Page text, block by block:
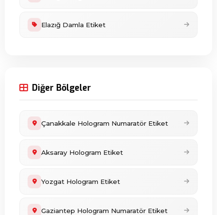
Elazığ Damla Etiket
Diğer Bölgeler
Çanakkale Hologram Numaratör Etiket
Aksaray Hologram Etiket
Yozgat Hologram Etiket
Gaziantep Hologram Numaratör Etiket